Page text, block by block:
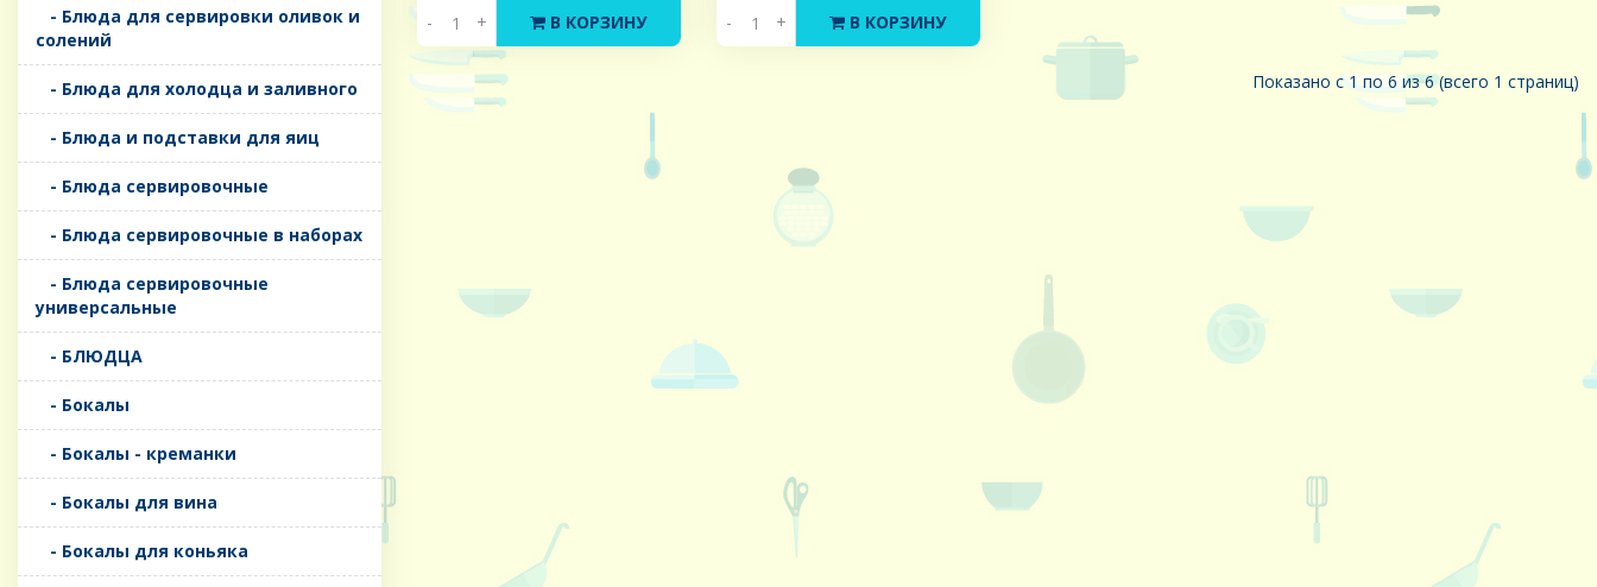
- Блюда для сервировки оливок и
солений
- Блюда для холодца и заливного
- Блюда и подставки для яиц
- Блюда сервировочные
- Блюда сервировочные в наборах
- Блюда сервировочные
универсальные
- БЛЮДЦА
- Бокалы
- Бокалы - креманки
- Бокалы для вина
- Бокалы для коньяка
- + В КОРЗИНУ - + В КОРЗИНУ
Показано с 1 по 6 из 6 (всего 1 страниц)